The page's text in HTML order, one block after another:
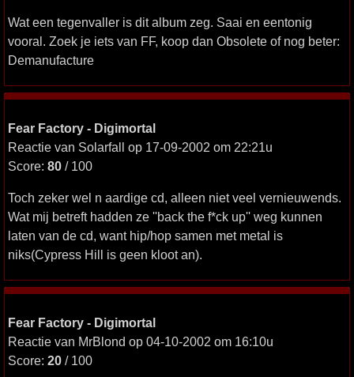
Wat een tegenvaller is dit album zeg. Saai en eentonig
vooral. Zoek je iets van FF, koop dan Obsolete of nog beter:
Demanufacture
Fear Factory - Digimortal
Reactie van Solarfall op 17-09-2002 om 22:21u
Score: 80 / 100
Toch zeker wel n aardige cd, alleen niet veel vernieuwends.
Wat mij betreft hadden ze ''back the f*ck up'' weg kunnen
laten van de cd, want hip/hop samen met metal is
niks(Cypress Hill is geen kloot an).
Fear Factory - Digimortal
Reactie van MrBlond op 04-10-2002 om 16:10u
Score: 20 / 100